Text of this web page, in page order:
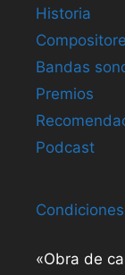
Historia
Bandas
Premios
Podcast
«Obra de